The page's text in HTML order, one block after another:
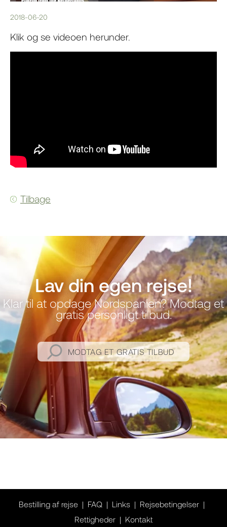
2018-06-20
Klik og se videoen herunder.
Tilbage
Lav din egen rejse!
Klar til at opdage Nordspanien? Modtag et
gratis personligt tilbud.
MODTAG ET GRATIS TILBUD
Bestilling af rejse FAQ Links
Rejsebetingelser
Rettigheder
Kontakt